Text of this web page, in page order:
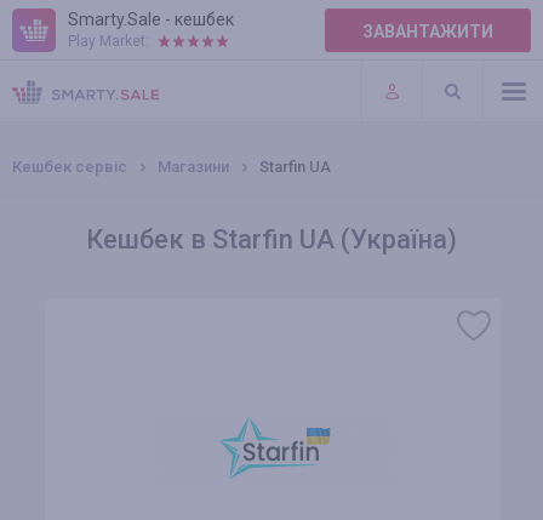
Smarty.Sale - кешбек
Play Market: ЗАВАНТАЖИТИ
ПРАВИЛА
ПЛАГІНИ
Кешбек сервіс Магазини Starfin UA
Кешбек в Starfin UA (Україна)